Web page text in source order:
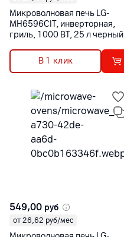
Микроволновая печь LG-
MH6596CIT, инверторная,
гриль, 1000 BT, 25 л черный
В 1 клик
549,00 руб
от 26,62 руб/мес